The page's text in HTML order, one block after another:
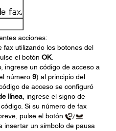
acciones:
fax utilizando los botones del
el botón OK.
ingrese un código de acceso a
número 9) al principio del
de acceso se configuró
línea , ingrese el signo de
Si su número de fax
pulse el botón
insertar un símbolo de pausa